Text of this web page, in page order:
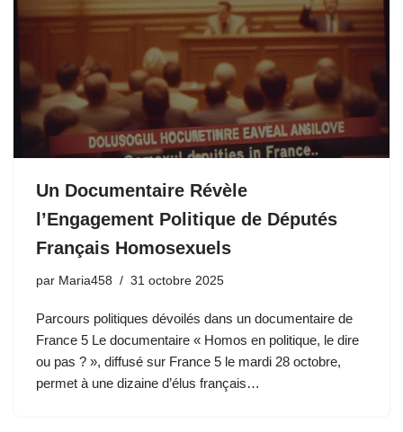
Un Documentaire Révèle
l’Engagement Politique de Députés
Français Homosexuels
par Maria458 31 octobre 2025
Parcours politiques dévoilés dans un documentaire de
France 5 Le documentaire « Homos en politique, le dire
ou pas ? », diffusé sur France 5 le mardi 28 octobre,
permet à une dizaine d’élus français…